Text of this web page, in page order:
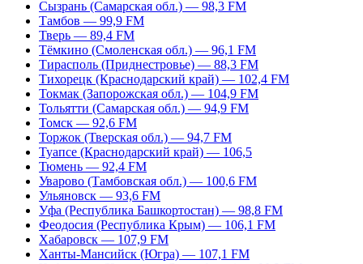
Сызрань (Самарская обл.) — 98,3 FM
Тамбов — 99,9 FM
Тверь — 89,4 FM
Тёмкино (Смоленская обл.) — 96,1 FM
Тирасполь (Приднестровье) — 88,3 FM
Тихорецк (Краснодарский край) — 102,4 FM
Токмак (Запорожская обл.) — 104,9 FM
Тольятти (Самарская обл.) — 94,9 FM
Томск — 92,6 FM
Торжок (Тверская обл.) — 94,7 FM
Туапсе (Краснодарский край) — 106,5
Тюмень — 92,4 FM
Уварово (Тамбовская обл.) — 100,6 FM
Ульяновск — 93,6 FM
Уфа (Республика Башкортостан) — 98,8 FM
Феодосия (Республика Крым) — 106,1 FM
Хабаровск — 107,9 FM
Ханты-Мансийск (Югра) — 107,1 FM